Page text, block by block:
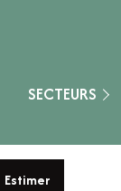
SECTEURS
Nangis
Secteur Aube (10)
Estimer